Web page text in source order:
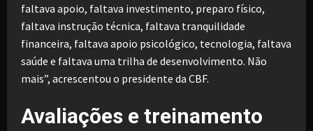
faltava apoio, faltava investimento, preparo físico,
faltava instrução técnica, faltava tranquilidade
financeira, faltava apoio psicológico, tecnologia, faltava
saúde e faltava uma trilha de desenvolvimento. Não
mais”, acrescentou o presidente da CBF.
Avaliações e treinamento